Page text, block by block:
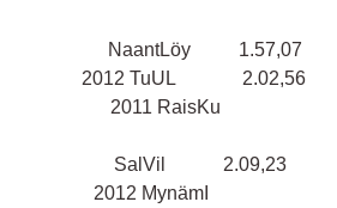
NaantLöy 1.57,07
2012 TuUL 2.02,56
2011 RaisKu
SalVil 2.09,23
2012 MynämI